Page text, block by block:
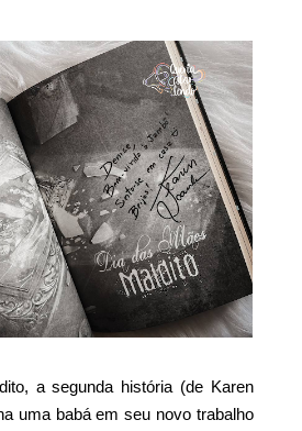
a segunda história (de Karen
uma babá em seu novo trabalho